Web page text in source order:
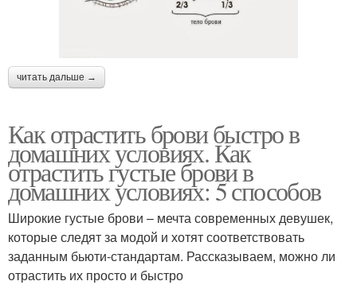
читать дальше →
Как отрастить брови быстро в
домашних условиях. Как
отрастить густые брови в
домашних условиях: 5 способов
Широкие густые брови – мечта современных девушек,
которые следят за модой и хотят соответствовать
заданным бьюти-стандартам. Рассказываем, можно ли
отрастить их просто и быстро